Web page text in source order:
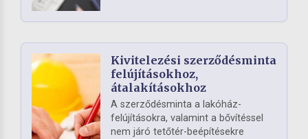
Kivitelezési szerződésminta
felújításokhoz,
átalakításokhoz
A szerződésminta a lakóház-
felújításokra, valamint a bővítéssel
nem járó tetőtér-beépítésekre